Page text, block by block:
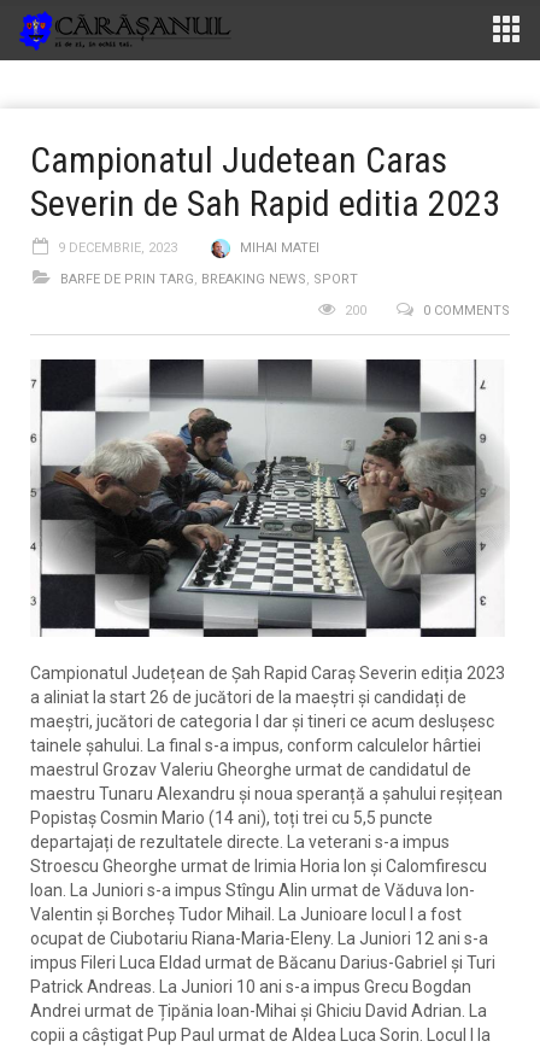
Campionatul Judetean Caras
Severin de Sah Rapid editia 2023
9 DECEMBRIE, 2023
MIHAI MATEI
BARFE DE PRIN TARG, BREAKING NEWS, SPORT
0 COMMENTS
200
Campionatul Județean de Șah Rapid Caraș Severin ediția 2023
a aliniat la start 26 de jucători de la maeștri și candidați de
maeștri, jucători de categoria I dar și tineri ce acum deslușesc
tainele șahului. La final s-a impus, conform calculelor hârtiei
maestrul Grozav Valeriu Gheorghe urmat de candidatul de
maestru Tunaru Alexandru și noua speranță a șahului reșițean
Popistaș Cosmin Mario (14 ani), toți trei cu 5,5 puncte
departajați de rezultatele directe. La veterani s-a impus
Stroescu Gheorghe urmat de Irimia Horia Ion și Calomfirescu
Ioan. La Juniori s-a impus Stîngu Alin urmat de Văduva Ion-
Valentin și Borcheș Tudor Mihail. La Junioare locul I a fost
ocupat de Ciubotariu Riana-Maria-Eleny. La Juniori 12 ani s-a
impus Fileri Luca Eldad urmat de Băcanu Darius-Gabriel și Turi
Patrick Andreas. La Juniori 10 ani s-a impus Grecu Bogdan
Andrei urmat de Țipănia Ioan-Mihai și Ghiciu David Adrian. La
copii a câștigat Pup Paul urmat de Aldea Luca Sorin. Locul I la